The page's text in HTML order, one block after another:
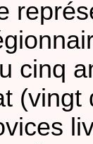
cinq
(vingt